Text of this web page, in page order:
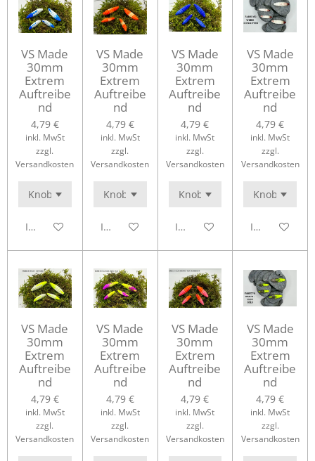
VS Made
30mm
Extrem
Auftreibe
nd
4,79 €
inkl. MwSt
zzgl.
Versandkosten
In den Warenkorb
VS Made
30mm
Extrem
Auftreibe
nd
4,79 €
inkl. MwSt
zzgl.
Versandkosten
In den Warenkorb
VS Made
30mm
Extrem
Auftreibe
nd
4,79 €
inkl. MwSt
zzgl.
Versandkosten
In den Warenkorb
VS Made
30mm
Extrem
Auftreibe
nd
4,79 €
inkl. MwSt
zzgl.
Versandkosten
In den
VS Made
30mm
Extrem
Auftreibe
nd
4,79 €
inkl. MwSt
zzgl.
Versandkosten
VS Made
30mm
Extrem
Auftreibe
nd
4,79 €
inkl. MwSt
zzgl.
Versandkosten
VS Made
30mm
Extrem
Auftreibe
nd
4,79 €
inkl. MwSt
zzgl.
Versandkosten
VS Made
30mm
Extrem
Auftreibe
nd
4,79 €
inkl. MwSt
zzgl.
Versandkosten